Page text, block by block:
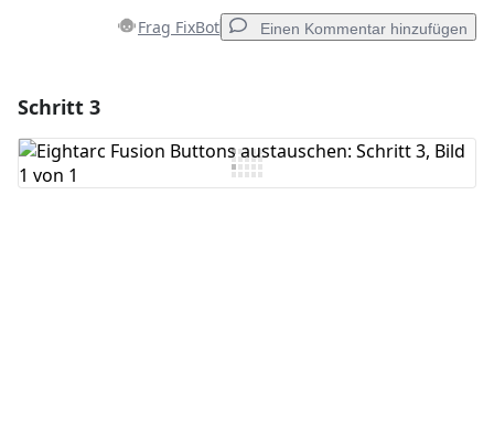
Frag FixBot Einen Kommentar hinzufügen
Kommentar hinzufügen
Schritt 3